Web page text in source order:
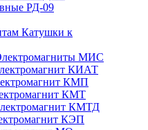
РД-09
Катушки к
МИС
КИАТ
КМП
КМТ
КМТД
КЭП